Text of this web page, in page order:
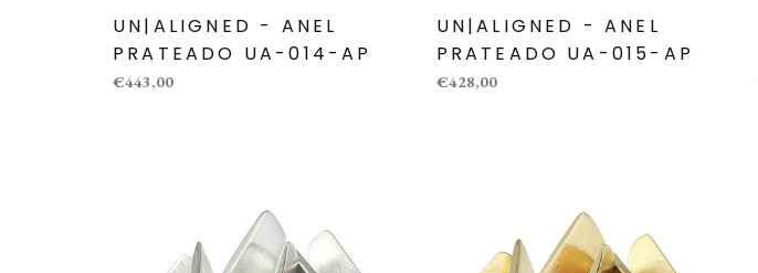
UN|ALIGNED - ANEL
PRATEADO UA-014-AP
€443,00
UN|ALIGNED - ANEL
PRATEADO UA-015-AP
€428,00